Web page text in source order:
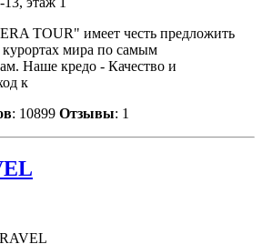
TOUR" имеет честь предложить
мира по самым
Наше кредо - Качество и
к
: 10899 Отзывы: 1